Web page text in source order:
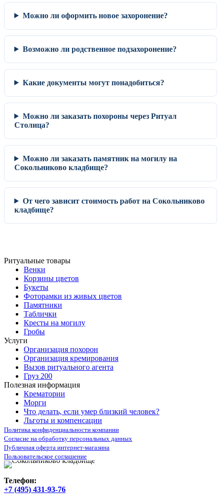
Можно ли оформить новое захоронение?
Возможно ли родственное подзахоронение?
Какие документы могут понадобиться?
Можно ли заказать похороны через Ритуал
Столица?
Можно ли заказать памятник на могилу на
Сокольниково кладбище?
От чего зависит стоимость работ на Сокольниково
кладбище?
Ритуальные товары
Венки
Корзины цветов
Букеты
Фоторамки из живых цветов
Памятники
Таблички
Кресты на могилу
Гробы
Услуги
Организация похорон
Организация кремирования
Вызов ритуального агента
Груз 200
Полезная информация
Крематории
Морги
Что делать, если умер близкий человек?
Льготы и компенсации
Политика конфиденциальности компании
Согласие на обработку персональных данных
Публичная оферта интернет-магазина
Пользовательское соглашение
Телефон:
+7 (495) 431-93-76